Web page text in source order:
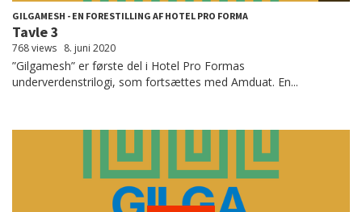
GILGAMESH - EN FORESTILLING AF HOTEL PRO FORMA
Tavle 3
768 views 8. juni 2020
”Gilgamesh” er første del i Hotel Pro Formas
underverdenstrilogi, som fortsættes med Amduat. En...